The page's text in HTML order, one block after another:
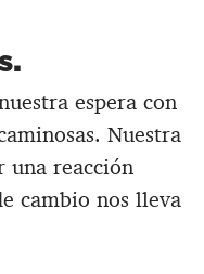
espera con
Nuestra
una reacción
cambio nos lleva